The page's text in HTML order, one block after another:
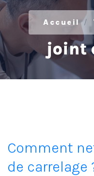
Accueil
joint
Comment
de carrelage